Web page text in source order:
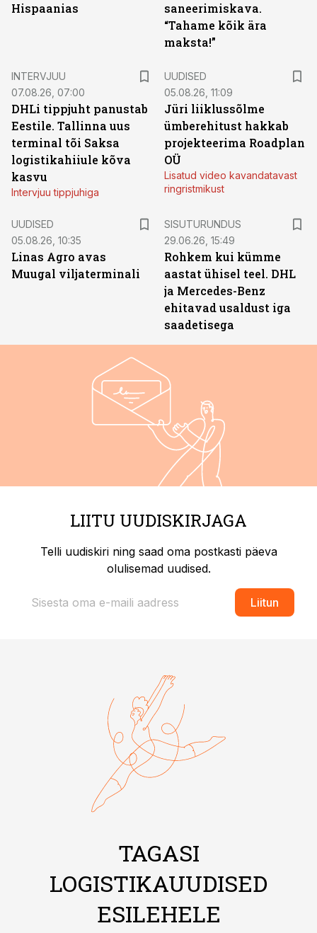
Hispaanias
saneerimiskava.
“Tahame kõik ära
maksta!”
INTERVJUU
07.08.26, 07:00
DHLi tippjuht panustab
Eestile. Tallinna uus
terminal tõi Saksa
logistikahiiule kõva
kasvu
Intervjuu tippjuhiga
UUDISED
05.08.26, 11:09
Jüri liiklussõlme
ümberehitust hakkab
projekteerima Roadplan
OÜ
Lisatud video kavandatavast
ringristmikust
UUDISED
05.08.26, 10:35
Linas Agro avas
Muugal viljaterminali
SISUTURUNDUS
29.06.26, 15:49
Rohkem kui kümme
aastat ühisel teel. DHL
ja Mercedes-Benz
ehitavad usaldust iga
saadetisega
LIITU UUDISKIRJAGA
Telli uudiskiri ning saad oma postkasti päeva
olulisemad uudised.
Liitun
TAGASI
LOGISTIKAUUDISED
ESILEHELE